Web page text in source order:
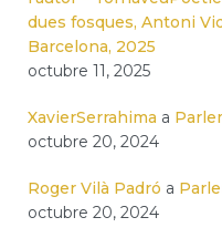
dues fosques, Antoni
Barcelona, 2025
octubre 11, 2025
XavierSerrahima a
octubre 20, 2024
Roger Vilà Padró a
octubre 20, 2024